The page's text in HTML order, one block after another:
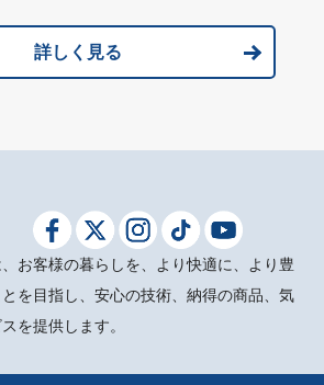
詳しく見る
お客様の暮らしを、より快適に、より豊
を目指し、安心の技術、納得の商品、気
を提供します。